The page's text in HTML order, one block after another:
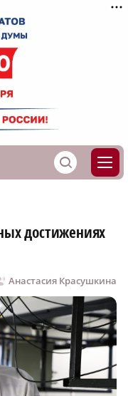
S
достижениях
Анастасия Красушкина